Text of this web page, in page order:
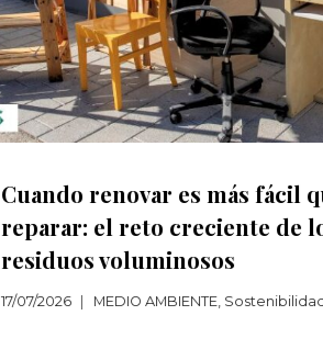
Cuando renovar es más fácil
reparar: el reto creciente de
residuos voluminosos
17/07/2026 MEDIO AMBIENTE